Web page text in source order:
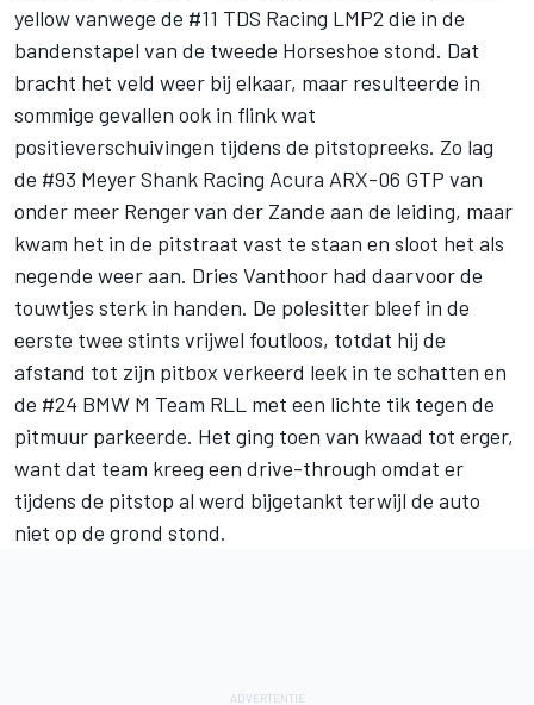
yellow vanwege de #11 TDS Racing LMP2 die in de
bandenstapel van de tweede Horseshoe stond. Dat
bracht het veld weer bij elkaar, maar resulteerde in
sommige gevallen ook in flink wat
positieverschuivingen tijdens de pitstopreeks. Zo lag
de #93 Meyer Shank Racing Acura ARX-06 GTP van
onder meer Renger van der Zande aan de leiding, maar
kwam het in de pitstraat vast te staan en sloot het als
negende weer aan. Dries Vanthoor had daarvoor de
touwtjes sterk in handen. De polesitter bleef in de
eerste twee stints vrijwel foutloos, totdat hij de
afstand tot zijn pitbox verkeerd leek in te schatten en
de #24 BMW M Team RLL met een lichte tik tegen de
pitmuur parkeerde. Het ging toen van kwaad tot erger,
want dat team kreeg een drive-through omdat er
tijdens de pitstop al werd bijgetankt terwijl de auto
niet op de grond stond.